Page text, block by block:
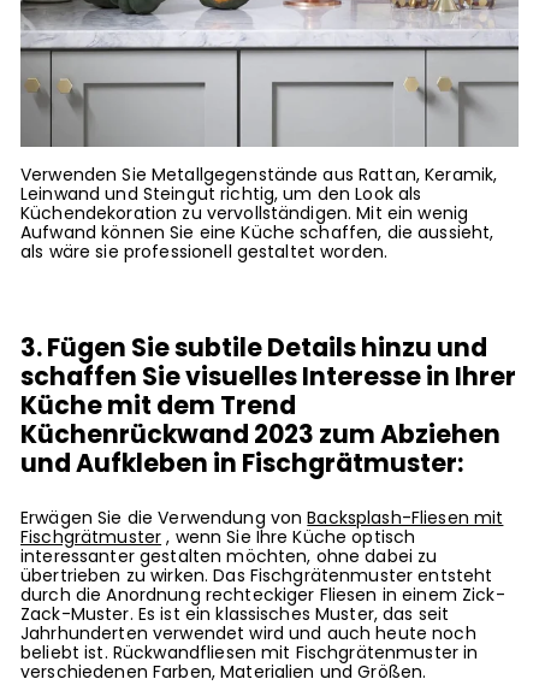
Verwenden Sie Metallgegenstände aus Rattan, Keramik,
Leinwand und Steingut richtig, um den Look als
Küchendekoration zu vervollständigen. Mit ein wenig
Aufwand können Sie eine Küche schaffen, die aussieht,
als wäre sie professionell gestaltet worden.
3. Fügen Sie subtile Details hinzu und
schaffen Sie visuelles Interesse in Ihrer
Küche mit dem Trend
Küchenrückwand 2023 zum Abziehen
und Aufkleben in Fischgrätmuster:
Erwägen Sie die Verwendung vonBacksplash-Fliesen mit
Fischgrätmuster , wenn Sie Ihre Küche optisch
interessanter gestalten möchten, ohne dabei zu
übertrieben zu wirken. Das Fischgrätenmuster entsteht
durch die Anordnung rechteckiger Fliesen in einem Zick-
Zack-Muster. Es ist ein klassisches Muster, das seit
Jahrhunderten verwendet wird und auch heute noch
beliebt ist. Rückwandfliesen mit Fischgrätenmuster in
verschiedenen Farben, Materialien und Größen.